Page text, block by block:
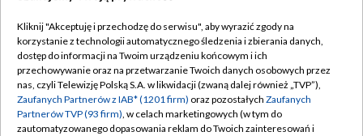
TVP
Abonament TVP
Emisja w TVP
Centrum informacji TVP
Regulamin TVP
Polityka prywatności
Moje zgody
Kliknij "Akceptuję i przechodzę do serwisu", aby wyrazić zgody na
korzystanie z technologii automatycznego śledzenia i zbierania danych,
dostęp do informacji na Twoim urządzeniu końcowym i ich
przechowywanie oraz na przetwarzanie Twoich danych osobowych przez
nas, czyli Telewizję Polską S.A. w likwidacji (zwaną dalej również „TVP”),
Zaufanych Partnerów z IAB* (1201 firm) oraz pozostałych Zaufanych
Partnerów TVP (93 firm), w celach marketingowych (w tym do
zautomatyzowanego dopasowania reklam do Twoich zainteresowań i